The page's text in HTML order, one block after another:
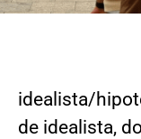
idealista/
de idealista,